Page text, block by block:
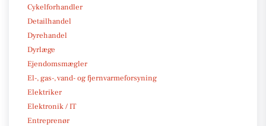
Cykelforhandler
Detailhandel
Dyrehandel
Dyrlæge
Ejendomsmægler
El-, gas-, vand- og fjernvarmeforsyning
Elektriker
Elektronik / IT
Entreprenør